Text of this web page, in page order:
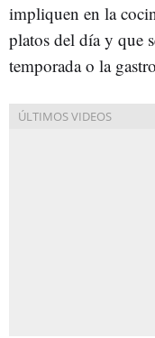
impliquen en la
platos del día y que
temporada o la